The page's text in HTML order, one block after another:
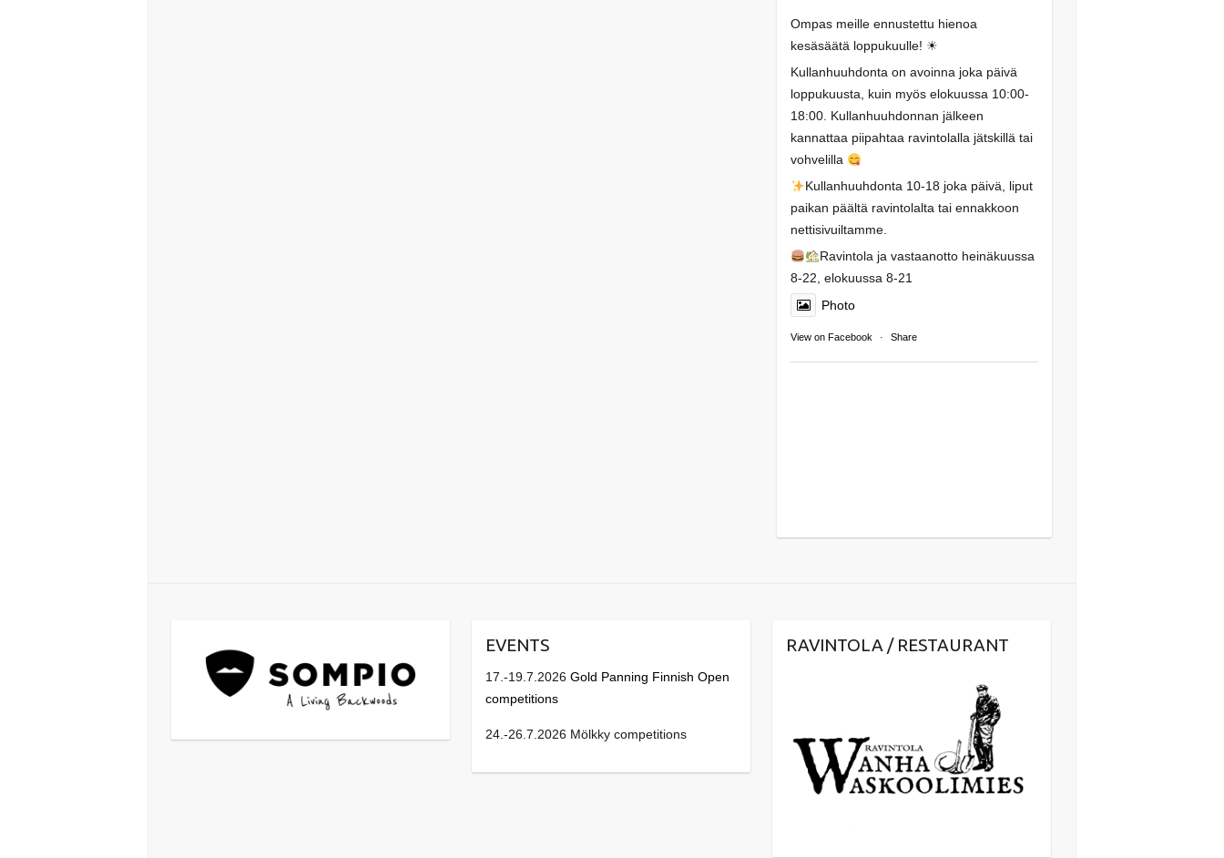
Ompas meille ennustettu hienoa
kesäsäätä loppukuulle! ☀
Kullanhuuhdonta on avoinna joka päivä
loppukuusta, kuin myös elokuussa 10:00-
18:00. Kullanhuuhdonnan jälkeen
kannattaa piipahtaa ravintolalla jätskillä tai
vohvelilla
Kullanhuuhdonta 10-18 joka päivä, liput
paikan päältä ravintolalta tai ennakkoon
nettisivuiltamme.
Ravintola ja vastaanotto heinäkuussa
8-22, elokuussa 8-21
Photo
View on Facebook · Share
EVENTS
17.-19.7.2026Gold Panning Finnish Open
competitions
24.-26.7.2026 Mölkky competitions
RAVINTOLA / RESTAURANT